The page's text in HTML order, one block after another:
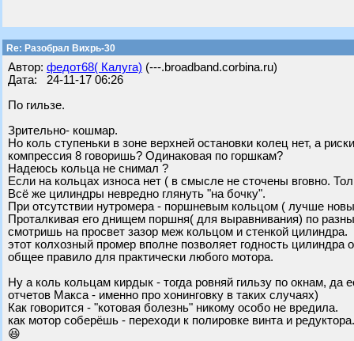
Re: Разобрал Вихрь-30
Автор: федот68( Калуга) (---.broadband.corbina.ru)
Дата: 24-11-17 06:26
По гильзе.
Зрительно- кошмар.
Но коль ступеньки в зоне верхней остановки колец нет, а
компрессия 8 говоришь? Одинаковая по горшкам?
Надеюсь кольца не снимал ?
Если на кольцах износа нет ( в смысле не сточены вговно.
Всё же цилиндры невредно глянуть "на бочку".
При отсутствии нутромера - поршневым кольцом ( лучше
Проталкивая его днищем поршня( для выравнивания) по
смотришь на просвет зазор меж кольцом и стенкой цилиндра.
этот колхозный промер вполне позволяет годность цилиндра
общее правило для практически любого мотора.
Ну а коль кольцам кирдык - тогда ровняй гильзу по окнам,
отчетов Макса - именно про хонинговку в таких случаях)
Как говорится - "котовая болезнь" никому особо не вредила.
как мотор соберёшь - переходи к полировке винта и
😆